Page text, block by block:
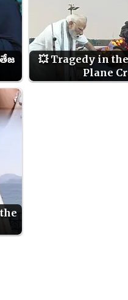
💥 Tragedy in
Plane